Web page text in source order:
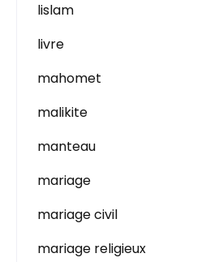
lislam
livre
mahomet
malikite
manteau
mariage
mariage civil
mariage religieux